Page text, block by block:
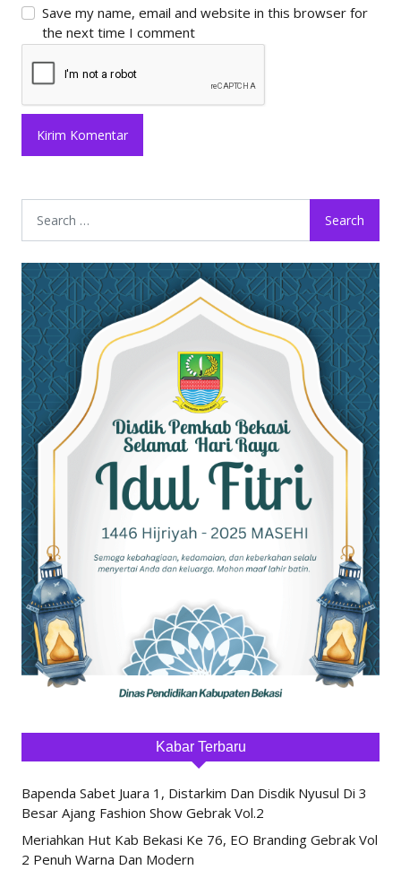
Save my name, email and website in this browser for
the next time I comment
Kabar Terbaru
Bapenda Sabet Juara 1, Distarkim Dan Disdik Nyusul Di 3
Besar Ajang Fashion Show Gebrak Vol.2
Meriahkan Hut Kab Bekasi Ke 76, EO Branding Gebrak Vol
2 Penuh Warna Dan Modern